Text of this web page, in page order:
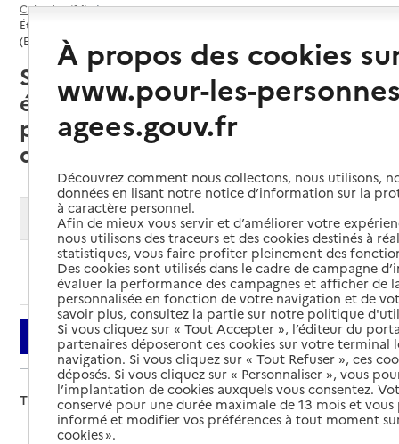
Calvados (14)
Établissement d'hébergement pour personnes âgées dépendantes
(EHPAD)
Saint-Arnoult (14800) : liste des
établissements d'hébergement
pour personnes âgées
dépendantes (EHPAD)
Modifier ma recherche
Ajouter cette recherche aux favoris
Filtrer
Trier par :
À propos des cookies
www.pour-les-
agees.gouv.fr
Découvrez comment nous collectons, nous utilisons,
données en lisant notre notice d’information sur la
à caractère personnel.
Afin de mieux vous servir et d’améliorer votre
nous utilisons des traceurs et des cookies destinés à
statistiques, vous faire profiter pleinement des
Des cookies sont utilisés dans le cadre de campagne
évaluer la performance des campagnes et afficher de
personnalisée en fonction de votre navigation et de
savoir plus, consultez la partie sur notre politique
Si vous cliquez sur « Tout Accepter », l’éditeur du
partenaires déposeront ces cookies sur votre terminal
navigation. Si vous cliquez sur « Tout Refuser », ces
déposés. Si vous cliquez sur « Personnaliser », vous
l’implantation de cookies auxquels vous consentez.
conservé pour une durée maximale de 13 mois et
informé et modifier vos préférences à tout moment
cookies ».